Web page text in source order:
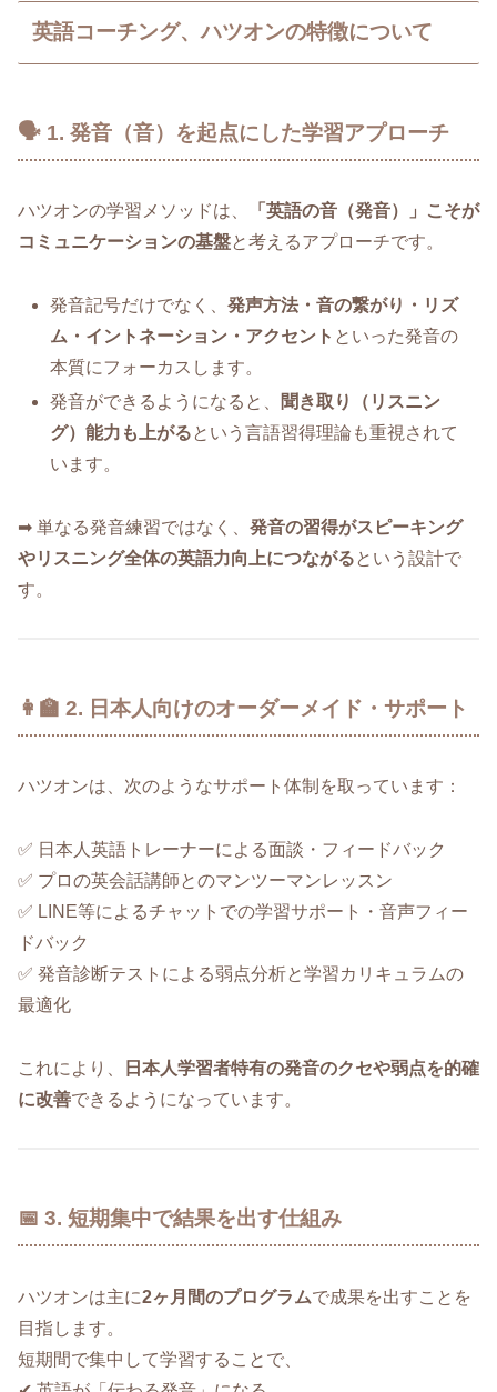
英語コーチング、ハツオンの特徴について
🗣️ 1. 発音（音）を起点にした学習アプローチ
ハツオンの学習メソッドは、
「英語の音（発音）」こそが
コミュニケーションの基盤と考えるアプローチです。
発音記号だけでなく、発声方法・音の繋がり・リズ
ム・イントネーション・アクセント といった発音の
本質にフォーカスします。
発音ができるようになると、
聞き取り（リスニン
グ）能力も上がるという言語習得理論も重視されて
います。
➡ 単なる発音練習ではなく、 発音の習得がスピーキング
やリスニング全体の英語力向上につながるという設計で
す。
👩‍🏫 2. 日本人向けのオーダーメイド・サポート
ハツオンは、次のようなサポート体制を取っています：
✅ 日本人英語トレーナーによる面談・フィードバック
✅ プロの英会話講師とのマンツーマンレッスン
✅ LINE等によるチャットでの学習サポート・音声フィー
ドバック
✅ 発音診断テストによる弱点分析と学習カリキュラムの
最適化
これにより、
日本人学習者特有の発音のクセや弱点を的確
に改善できるようになっています。
📅 3. 短期集中で結果を出す仕組み
ハツオンは主に2ヶ月間のプログラムで成果を出すことを
目指します。
短期間で集中して学習することで、